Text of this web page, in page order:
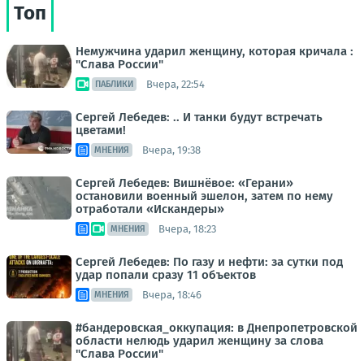
Топ
Немужчина ударил женщину, которая кричала :
"Слава России"
ПАБЛИКИ Вчера, 22:54
Сергей Лебедев: .. И танки будут встречать
цветами!
МНЕНИЯ Вчера, 19:38
Сергей Лебедев: Вишнёвое: «Герани»
остановили военный эшелон, затем по нему
отработали «Искандеры»
МНЕНИЯ Вчера, 18:23
Сергей Лебедев: По газу и нефти: за сутки под
удар попали сразу 11 объектов
МНЕНИЯ Вчера, 18:46
#бандеровская_оккупация: в Днепропетровской
области нелюдь ударил женщину за слова
"Слава России"